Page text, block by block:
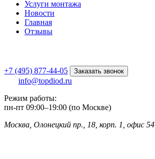
Услуги монтажа
Новости
Главная
Отзывы
+7 (495) 877-44-05 Заказать звонок
info@topdiod.ru
Режим работы:
пн-пт 09:00–19:00 (по Москве)
Москва, Олонецкий пр., 18, корп. 1, офис 54